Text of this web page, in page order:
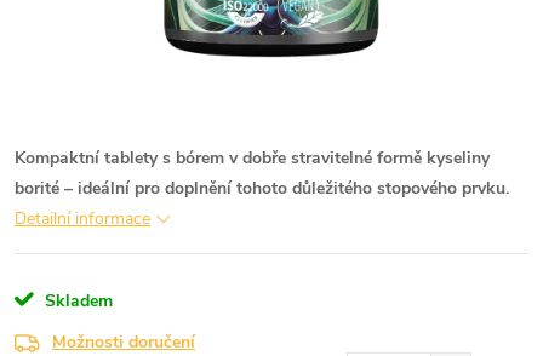
Kompaktní tablety s bórem v dobře stravitelné formě kyseliny
borité – ideální pro doplnění tohoto důležitého stopového prvku.
Detailní informace
Skladem
Možnosti doručení